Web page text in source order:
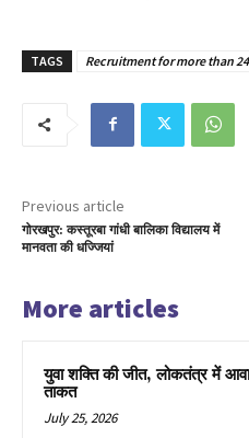
TAGS Recruitment for more than
Previous article
गोरखपुर: कस्तूरबा गांधी बालिका विद्यालय में
मानवता की धज्जियां
More articles
युवा शक्ति की जीत, लोकतंत्र में
ताकत
July 25, 2026